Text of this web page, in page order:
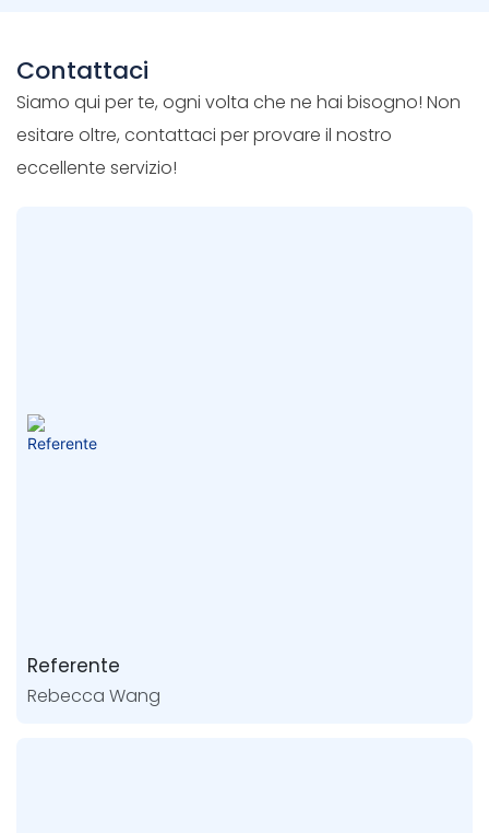
Contattaci
Siamo qui per te, ogni volta che ne hai bisogno! Non
esitare oltre, contattaci per provare il nostro
eccellente servizio!
Referente
Rebecca Wang